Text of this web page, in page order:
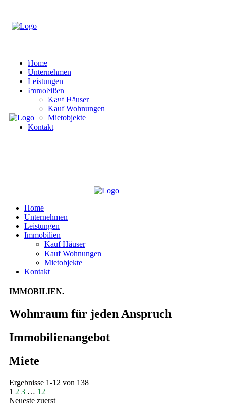
Home
Unternehmen
Leistungen
Immobilien
Kauf Häuser
Kauf Wohnungen
Mietobjekte
Kontakt
Home
Unternehmen
Leistungen
Immobilien
Kauf Häuser
Kauf Wohnungen
Mietobjekte
Kontakt
IMMOBILIEN.
Wohnraum für jeden Anspruch
Immobilien­angebot
Miete
Ergebnisse 1-12 von 138
1 2 3 … 12
Neueste zuerst